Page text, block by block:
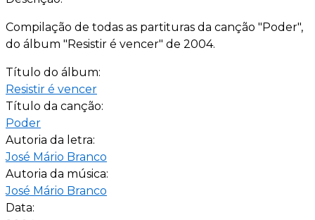
Compilação de todas as partituras da canção "Poder",
do álbum "Resistir é vencer" de 2004.
Título do álbum:
Resistir é vencer
Título da canção:
Poder
Autoria da letra:
José Mário Branco
Autoria da música:
José Mário Branco
Data: